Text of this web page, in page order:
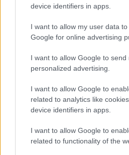
device identifiers in apps.
I want to allow my user data
Google for online advertising
I want to allow Google to send
personalized advertising.
I want to allow Google to
related to analytics like
device identifiers in apps.
I want to allow Google to
related to functionality of the
Kirják Róbert ügyvezető
A nyár folyamán aKépzelt
popfesztiválról című musical